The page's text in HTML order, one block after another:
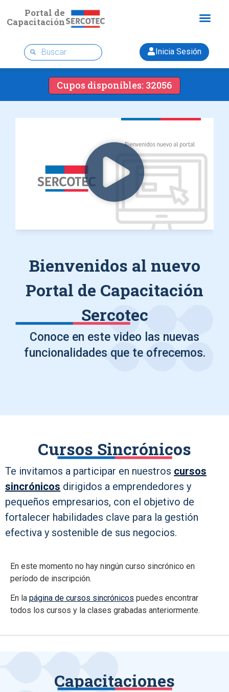
Portal de
Capacitación
Inicia Sesión
Cupos disponibles: 32056
Bienvenidos al nuevo
Portal de Capacitación
Sercotec
Conoce en este video las nuevas
funcionalidades que te ofrecemos.
Cursos Sincrónicos
Te invitamos a participar en nuestros cursos
sincrónicos dirigidos a emprendedores y
pequeños empresarios, con el objetivo de
fortalecer habilidades clave para la gestión
efectiva y sostenible de sus negocios.
En este momento no hay ningún curso sincrónico en
período de inscripción.
En la página de cursos sincrónicos puedes encontrar
todos los cursos y la clases grabadas anteriormente.
Capacitaciones